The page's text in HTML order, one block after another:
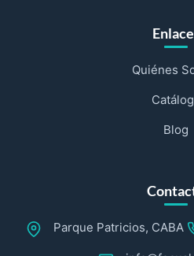
Quiénes
Blog
Parque Patricios, CABA